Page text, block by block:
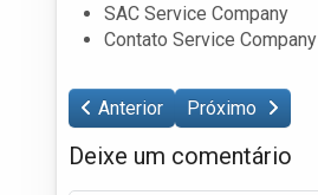
SAC Service Company
Contato Service Company
Anterior Próximo
Deixe um comentário